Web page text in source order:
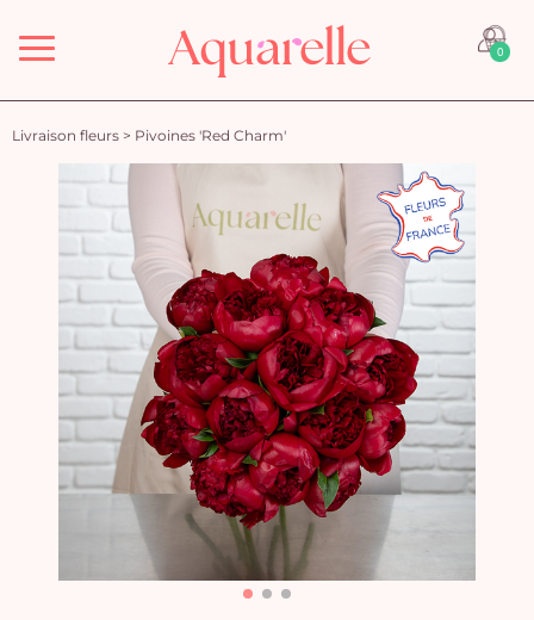
Menu 0
Livraison fleurs > Pivoines 'Red Charm'